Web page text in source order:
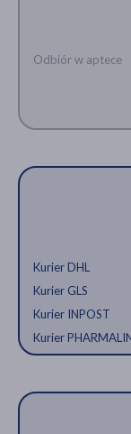
Odbiór w aptece
Kurier DHL
Kurier GLS
Kurier INPOST
Kurier